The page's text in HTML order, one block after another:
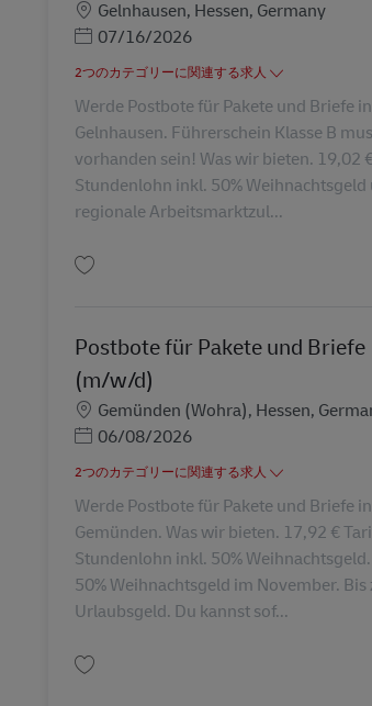
勤務地
Gelnhausen, Hessen, Germany
Posted Date
07/16/2026
2つのカテゴリーに関連する求人
Werde Postbote für Pakete und Briefe in
Gelnhausen. Führerschein Klasse B
vorhanden sein! Was wir bieten. 19,02
Stundenlohn inkl. 50% Weihnachtsgeld
regionale Arbeitsmarktzul...
Postbote für Pakete und Briefe
(m/w/d)
勤務地
Gemünden (Wohra), Hessen,
Posted Date
06/08/2026
2つのカテゴリーに関連する求人
Werde Postbote für Pakete und Briefe in
Gemünden. Was wir bieten. 17,92 €
Stundenlohn inkl. 50%
50% Weihnachtsgeld im November. Bis
Urlaubsgeld. Du kannst sof...